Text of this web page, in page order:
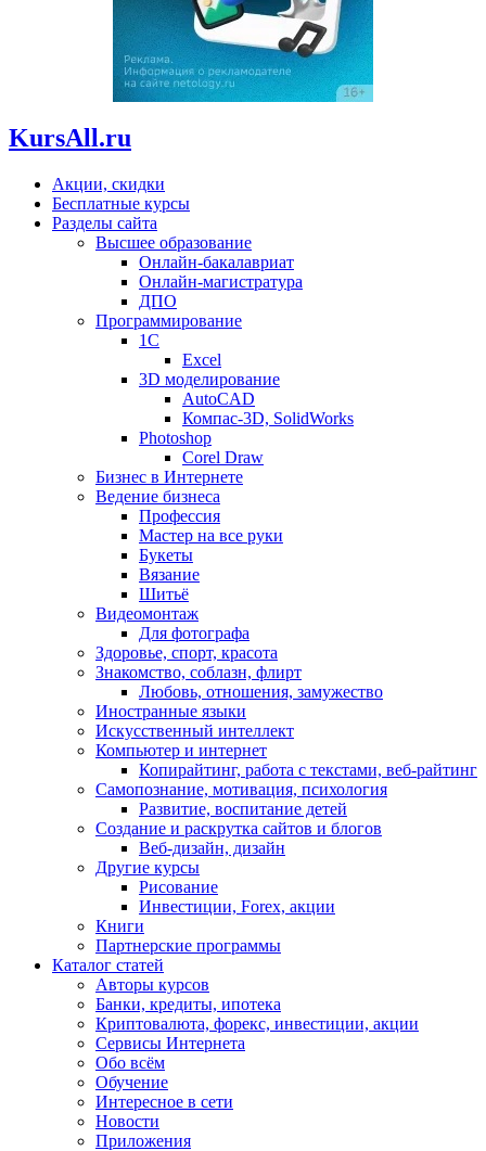
KursAll.ru
Акции, скидки
Бесплатные курсы
Разделы сайта
Высшее образование
Онлайн-бакалавриат
Онлайн-магистратура
ДПО
Программирование
1С
Excel
3D моделирование
AutoCAD
Компас-3D, SolidWorks
Photoshop
Corel Draw
Бизнес в Интернете
Ведение бизнеса
Профессия
Мастер на все руки
Букеты
Вязание
Шитьё
Видеомонтаж
Для фотографа
Здоровье, спорт, красота
Знакомство, соблазн, флирт
Любовь, отношения, замужество
Иностранные языки
Искусственный интеллект
Компьютер и интернет
Копирайтинг, работа с текстами, веб-райтинг
Самопознание, мотивация, психология
Развитие, воспитание детей
Создание и раскрутка сайтов и блогов
Веб-дизайн, дизайн
Другие курсы
Рисование
Инвестиции, Forex, акции
Книги
Партнерские программы
Каталог статей
Авторы курсов
Банки, кредиты, ипотека
Криптовалюта, форекс, инвестиции, акции
Сервисы Интернета
Обо всём
Обучение
Интересное в сети
Новости
Приложения